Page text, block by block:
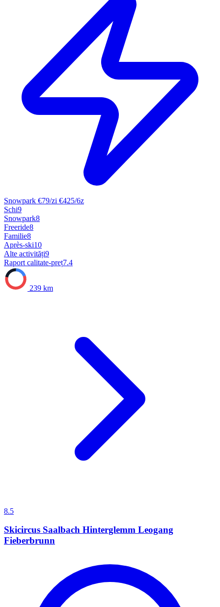
Snowpark €79/zi €425/6z
Schi9
Snowpark8
Freeride8
Familie8
Après-ski10
Alte activități9
Raport calitate-preț7.4
239 km
8.5
Skicircus Saalbach Hinterglemm Leogang
Fieberbrunn